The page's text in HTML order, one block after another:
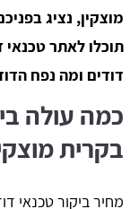
מוצקין, נציג
תוכלו לאתר טכנאי
דודים ומה נפח
כמה עולה
בקרית
מחיר ביקור טכנאי